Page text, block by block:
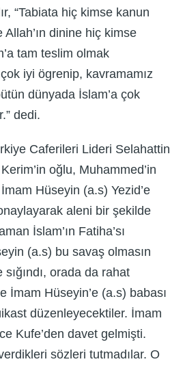
“Tabiata hiç kimse kanun
Allah’ın dinine hiç kimse
tam teslim olmak
iyi ögrenip, kavramamız
dünyada İslam’a çok
dedi.
Caferileri Lideri Selahattin
oğlu, Muhammed’in
Hüseyin (a.s) Yezid’e
aleni bir şekilde
İslam’ın Fatiha’sı
(a.s) bu savaş olmasın
sığındı, orada da rahat
İmam Hüseyin’e (a.s) babası
düzenleyecektiler. İmam
Kufe’den davet gelmişti.
sözleri tutmadılar. O